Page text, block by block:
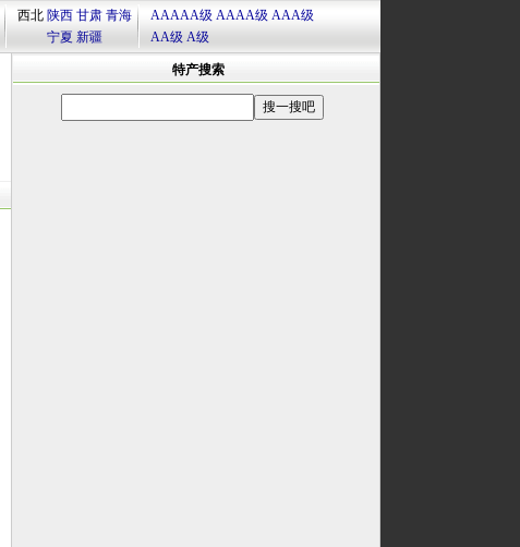
西北 陕西 甘肃 青海
宁夏 新疆
AAAAA级 AAAA级 AAA级
AA级 A级
特产搜索